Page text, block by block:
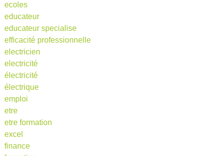
ecoles
educateur
educateur specialise
efficacité professionnelle
electricien
electricité
électricité
électrique
emploi
etre
etre formation
excel
finance